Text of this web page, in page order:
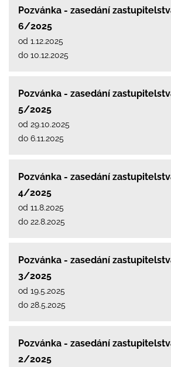
Pozvánka - zasedání
6/2025
od 1.12.2025
do 10.12.2025
Pozvánka - zasedání
5/2025
od 29.10.2025
do 6.11.2025
Pozvánka - zasedání
4/2025
od 11.8.2025
do 22.8.2025
Pozvánka - zasedání
3/2025
od 19.5.2025
do 28.5.2025
Pozvánka - zasedání
2/2025